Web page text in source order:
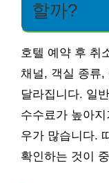
할까?
호텔 예약 후 취
채널, 객실 종류
달라집니다. 일
수수료가 높아
우가 많습니다.
확인하는 것이